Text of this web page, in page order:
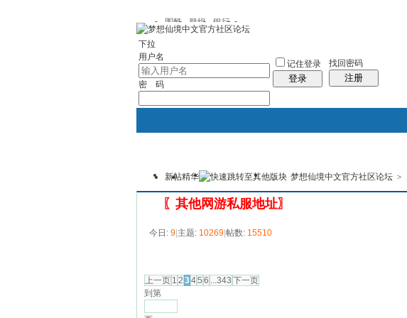
图酷 群组 银行
下拉
用户名
密 码
记住登录
登录
找回密码
注册
银行 群组聚合 我的空间
新帖精华 梦想仙境中文官方社区论坛 >
〖其他网游私服地址〗
今日: 9|主题: 10269|帖数: 15510
上一页 1 2 345 6 ...343 下一页
到第